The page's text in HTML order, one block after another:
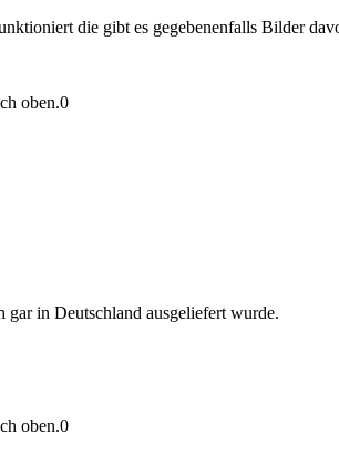
die gibt es gegebenenfalls Bilder
oben.0
gar in Deutschland ausgeliefert wurde.
oben.0